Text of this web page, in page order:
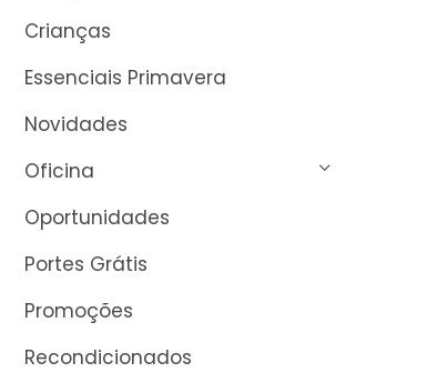
Crianças
Essenciais Primavera
Novidades
Oficina
Oportunidades
Portes Grátis
Promoções
Recondicionados